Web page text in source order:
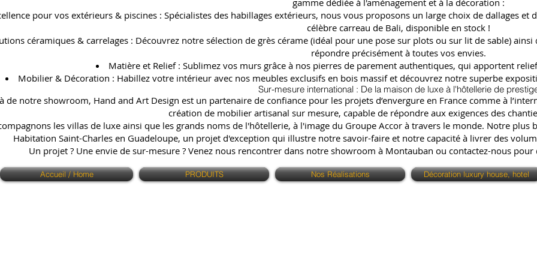
gamme dédiée à l'aménagement et à la décoration :
pour vos extérieurs & piscines : Spécialistes des habillages extérieurs, nous vous proposons un large choix de dallages
célèbre carreau de Bali, disponible en stock !
céramiques & carrelages : Découvrez notre sélection de grès cérame (idéal pour une pose sur plots ou sur lit de sable)
répondre précisément à toutes vos envies.
Matière et Relief : Sublimez vos murs grâce à nos pierres de parement authentiques, qui apportent
Mobilier & Décoration : Habillez votre intérieur avec nos meubles exclusifs en bois massif et découvrez notre superbe
Sur-mesure international : De la maison de luxe à l'hôtellerie de
de notre showroom, Hand and Art Design est un partenaire de confiance pour les projets d’envergure en France comme à
création de mobilier artisanal sur mesure, capable de répondre aux exigences des
les villas de luxe ainsi que les grands noms de l'hôtellerie, à l'image du Groupe Accor à travers le monde. Notre
Habitation Saint-Charles en Guadeloupe, un projet d'exception qui illustre notre savoir-faire et notre capacité à livrer des
Un projet ? Une envie de sur-mesure ? Venez nous rencontrer dans notre showroom à Montauban ou contactez-nous
Accueil / Home PRODUITS Nos Réalisations Décoration luxury house, hotel